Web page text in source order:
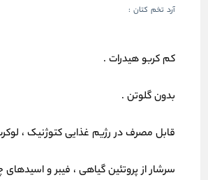
آرد تخم کتان :
کم کربو هیدرات .
بدون گلوتن .
قابل مصرف در رژیم غذایی کتوژنیک ،
سرشار از پروتئین گیاهی ، فیبر و اسیدهای